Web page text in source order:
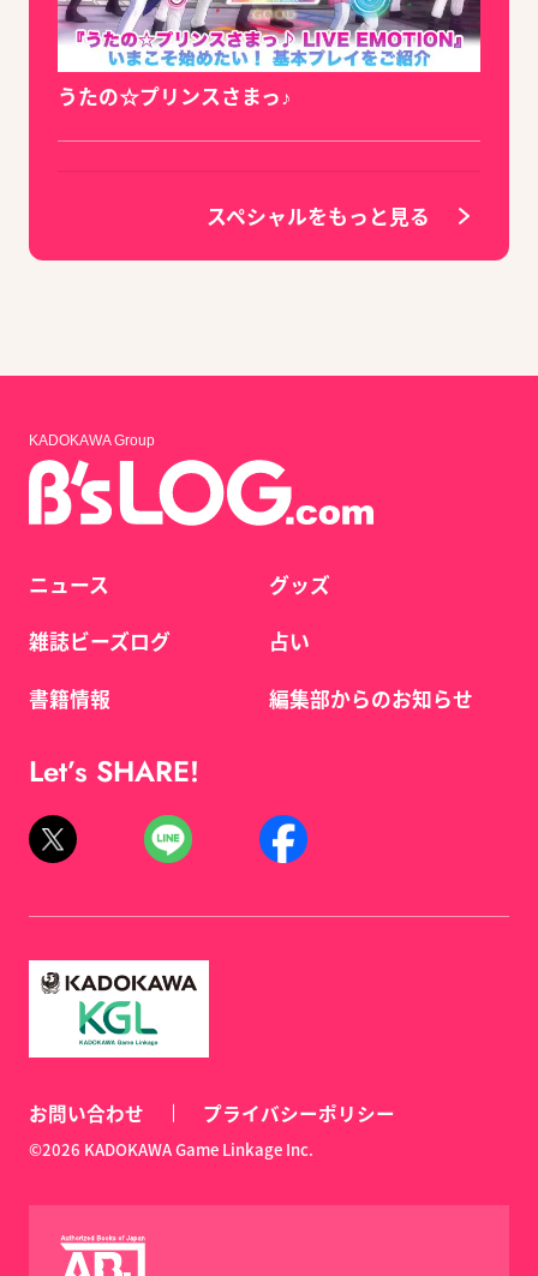
うたの☆プリンスさまっ♪
スペシャルをもっと見る
KADOKAWA Group
ニュース
雑誌ビーズログ
書籍情報
グッズ
占い
編集部からのお知らせ
Let’s SHARE!
お問い合わせ プライバシーポリシー
©2026 KADOKAWA Game Linkage Inc.